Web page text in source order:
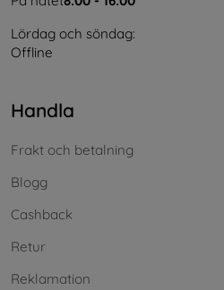
Lördag och söndag:
Offline
Handla
Frakt och betalning
Blogg
Cashback
Retur
Reklamation